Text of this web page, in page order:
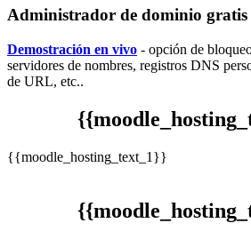
Administrador de dominio gratis
Demostración en vivo - opción de
servidores de nombres, registros DNS
de URL, etc..
{{
{{moodle_hosting_text_1 }}
{{